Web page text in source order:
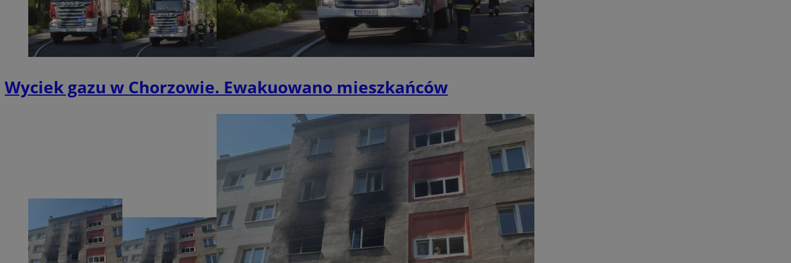
Wyciek gazu w Chorzowie. Ewakuowano mieszkańców
QeSessID mojchorzow.pl 1 rok
Ten plik cookie przechowuje identyfikator sesji.
MvSessID
mojchorzow.pl 1 rok
Ten plik cookie przechowuje identyfikator sesji.
SessID
mojchorzow.pl
Ten plik cookie przechowuje identyfikator sesji.
Jest to konieczne, aby baner cookie Cookie-
Script.com działał poprawnie.
.temu.com
botów. Jest to korzystne dla strony internetowej,
ponieważ umożliwia tworzenie ważnych raportów
na temat korzystania z jej witryny internetowej.
VISITOR_PRIVACY_METADATA
YouTube
.youtube.com
5 miesięcy 4
tygodnie
Ten plik cookie przechowuje informacje o zgodzie
użytkownika oraz jego preferencjach dotyczących
prywatności podczas korzystania z witryny.
Rejestruje wybory dotyczące polityki prywatności
i ustawień zgody, zapewniając ich przestrzeganie
w kolejnych wizytach. Dzięki temu użytkownik nie
musi ponownie konfigurować swoich preferencji,
co zwiększa wygodę i zgodność z regulacjami
INGRESSCOOKIE
NGINX Inc.
bh.contextweb.com
Rejestruje, który klaster serwerów obsługuje
gościa. Jest to używane w kontekście
równoważenia obciążenia w celu optymalizacji
doświadczenia użytkownika.
Google Privacy Policy